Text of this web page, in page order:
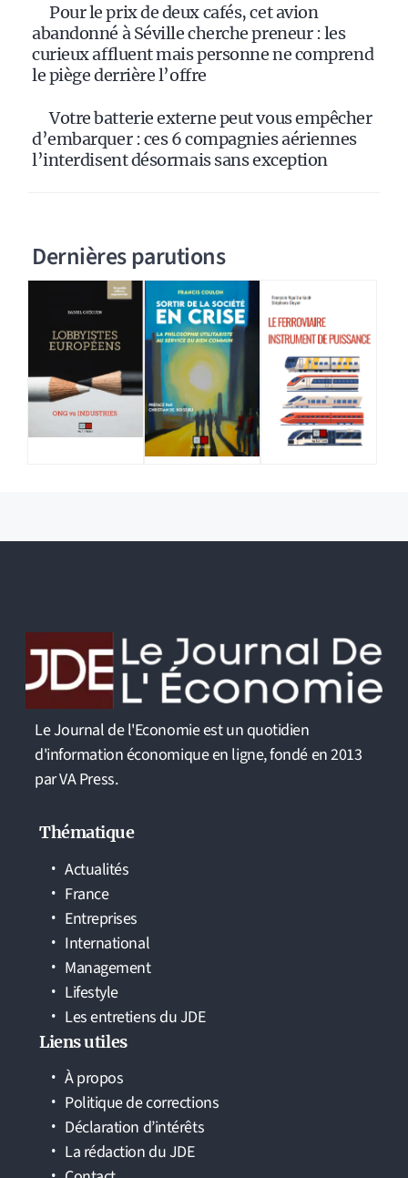
Pour le prix de deux cafés, cet avion
abandonné à Séville cherche preneur : les
curieux affluent mais personne ne comprend
le piège derrière l’offre
Votre batterie externe peut vous empêcher
d’embarquer : ces 6 compagnies aériennes
l’interdisent désormais sans exception
Dernières parutions
Le Journal de l'Economie est un quotidien
d'information économique en ligne, fondé en 2013
par VA Press.
Thématique
Actualités
France
Entreprises
International
Management
Lifestyle
Les entretiens du JDE
Liens utiles
À propos
Politique de corrections
Déclaration d’intérêts
La rédaction du JDE